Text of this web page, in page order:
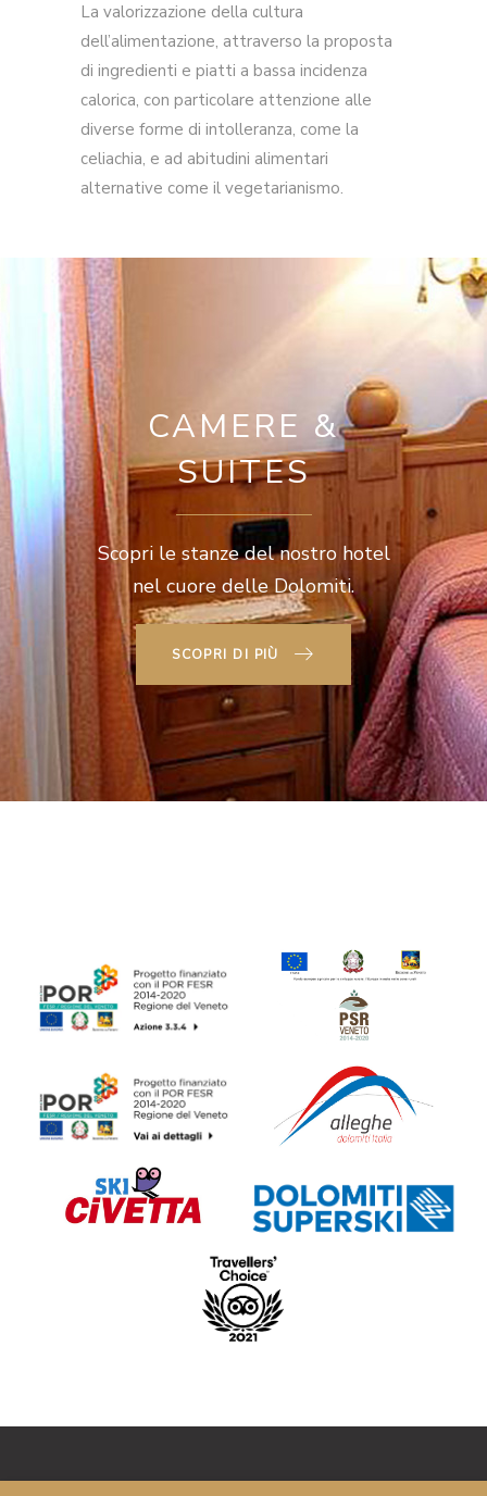
La valorizzazione della cultura
dell’alimentazione, attraverso la proposta
di ingredienti e piatti a bassa incidenza
calorica, con particolare attenzione alle
diverse forme di intolleranza, come la
celiachia, e ad abitudini alimentari
alternative come il vegetarianismo.
CAMERE &
SUITES
Scopri le stanze del nostro hotel
nel cuore delle Dolomiti.
SCOPRI DI PIÙ